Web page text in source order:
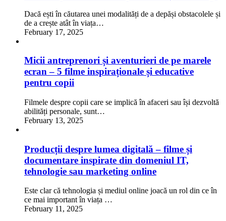
Dacă ești în căutarea unei modalități de a depăși obstacolele și
de a crește atât în viața…
February 17, 2025
Micii antreprenori și aventurieri de pe marele
ecran – 5 filme inspiraționale și educative
pentru copii
Filmele despre copii care se implică în afaceri sau își dezvoltă
abilități personale, sunt…
February 13, 2025
Producții despre lumea digitală – filme și
documentare inspirate din domeniul IT,
tehnologie sau marketing online
Este clar că tehnologia și mediul online joacă un rol din ce în
ce mai important în viața …
February 11, 2025